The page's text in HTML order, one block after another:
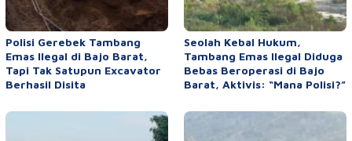
Polisi Gerebek Tambang
Emas Ilegal di Bajo Barat,
Tapi Tak Satupun Excavator
Berhasil Disita
Seolah Kebal Hukum,
Tambang Emas Ilegal Diduga
Bebas Beroperasi di Bajo
Barat, Aktivis: “Mana Polisi?”